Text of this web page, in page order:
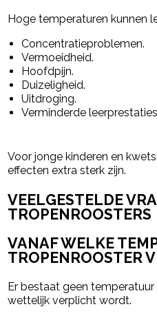
Hoge temperaturen kunnen
Concentratieproblemen.
Vermoeidheid.
Hoofdpijn.
Duizeligheid.
Uitdroging.
Verminderde
Voor jonge kinderen en
effecten extra sterk zijn.
VEELGESTELDE
TROPENROOSTERS
VANAF WELKE
TROPENROOSTER
Er bestaat geen
wettelijk verplicht wordt.